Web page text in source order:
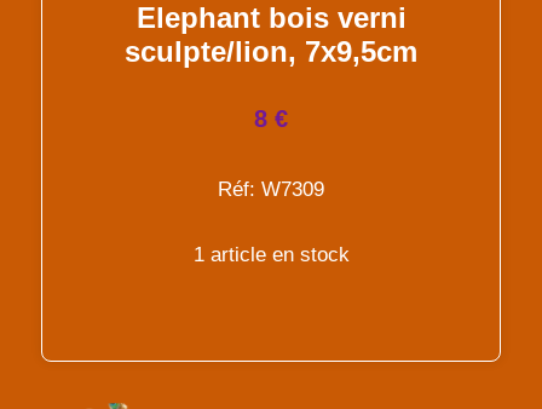
Elephant bois verni
sculpte/lion, 7x9,5cm
8 €
Réf: W7309
1 article en stock